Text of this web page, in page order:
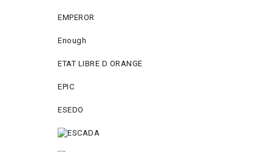
EMPEROR
Enough
ETAT LIBRE D ORANGE
EPIC
ESEDO